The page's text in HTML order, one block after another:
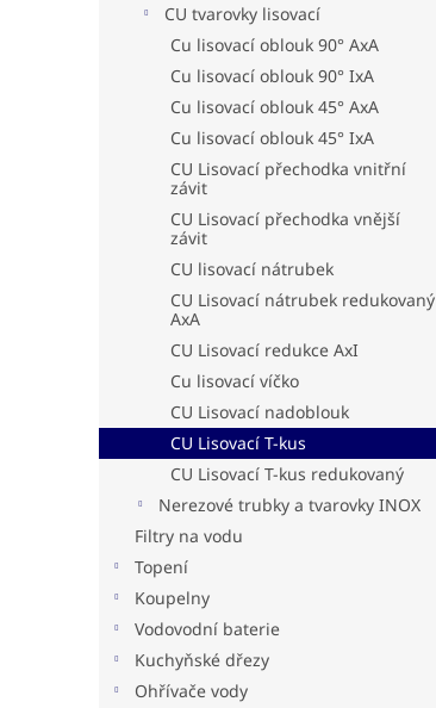
CU tvarovky lisovací
Cu lisovací oblouk 90° AxA
Cu lisovací oblouk 90° IxA
Cu lisovací oblouk 45° AxA
Cu lisovací oblouk 45° IxA
CU Lisovací přechodka vnitřní
závit
CU Lisovací přechodka vnější
závit
CU lisovací nátrubek
CU Lisovací nátrubek redukovaný
AxA
CU Lisovací redukce AxI
Cu lisovací víčko
CU Lisovací nadoblouk
CU Lisovací T-kus
CU Lisovací T-kus redukovaný
Nerezové trubky a tvarovky INOX
Filtry na vodu
Topení
Koupelny
Vodovodní baterie
Kuchyňské dřezy
Ohřívače vody